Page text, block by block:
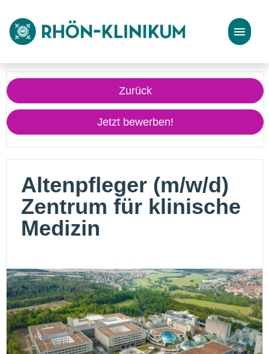
Stellenangebote
Bewerbungstipps
Zurück
Jetzt bewerben!
Altenpfleger (m/w/d)
Zentrum für klinische
Medizin